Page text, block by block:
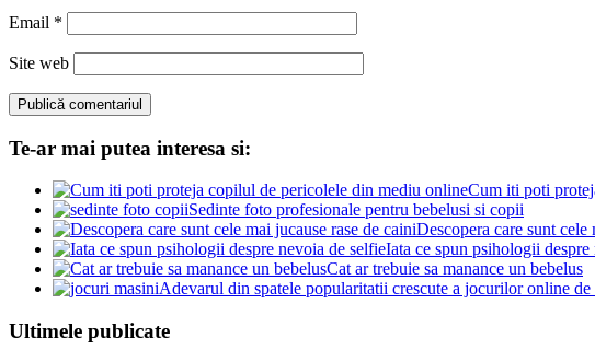
Email *
Site web
Te-ar mai putea interesa si:
Cum iti poti
Sedinte foto profesionale pentru bebelusi si copii
Descopera care sunt cele
Iata ce spun psihologii
Cat ar trebuie sa manance un bebelus
Adevarul din spatele popularitatii crescute a jocurilor online
Ultimele publicate